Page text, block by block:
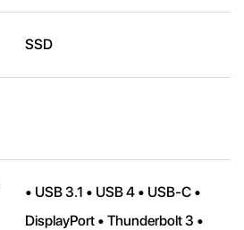
SSD
• USB 3.1 • USB 4 • USB-C •
DisplayPort • Thunderbolt 3 •